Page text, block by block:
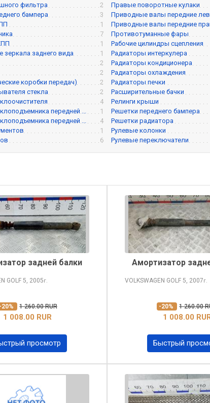
фильтра
2
бампера
3
1
7
1
заднего вида
1
2
2
коробки передач)
2
стекла
2
4
передней ...
1
передней ...
4
1
6
Правые поворотные кулаки
Приводные валы передние
Приводные валы передние
Противотуманные фары
Рабочие цилиндры сцепления
Радиаторы интеркулера
Радиаторы кондиционера
Радиаторы охлаждения
Радиаторы печки
Расширительные бачки
Релинги крыши
Решетки переднего бампера
Решетки радиатора
Рулевые колонки
Рулевые переключатели
задней балки
GOLF 5, 2005г.
-20% 1 260.00 RUR
1 008.00 RUR
просмотр
Амортизатор
VOLKSWAGEN GOLF 5, 2007г.
-20% 1 260.00
1 008.00
Быстрый